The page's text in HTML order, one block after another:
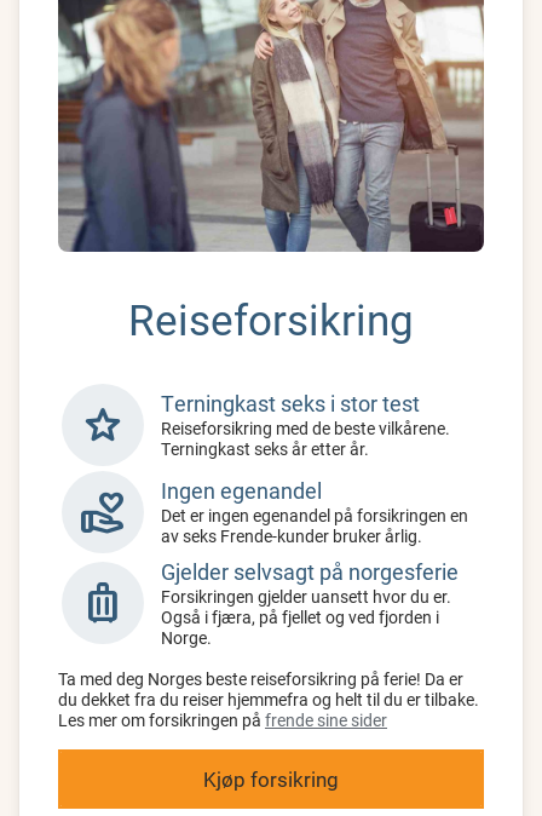
Reiseforsikring
star Terningkast seks i stor test
Reiseforsikring med de beste vilkårene.
Terningkast seks år etter år.
volunteer_activism Ingen egenandel
Det er ingen egenandel på forsikringen en
av seks Frende-kunder bruker årlig.
luggage
Gjelder selvsagt på norgesferie
Forsikringen gjelder uansett hvor du er.
Også i fjæra, på fjellet og ved fjorden i
Norge.
Ta med deg Norges beste reiseforsikring på ferie! Da er
du dekket fra du reiser hjemmefra og helt til du er tilbake.
Les mer om forsikringen på frende sine sider
Kjøp forsikring